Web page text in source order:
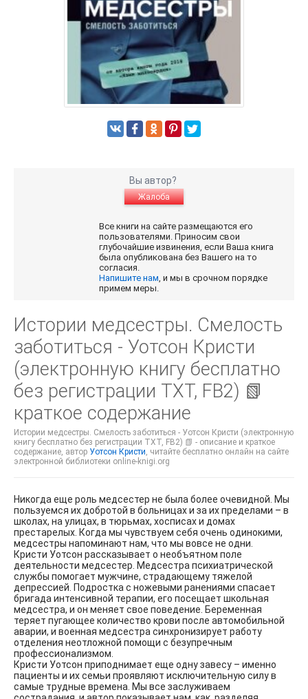
Вы автор?
Жалоба
Все книги на сайте размещаются его
пользователями. Приносим свои
глубочайшие извинения, если Ваша книга
была опубликована без Вашего на то
согласия.
Напишите нам , и мы в срочном порядке
примем меры.
Истории медсестры. Смелость
заботиться - Уотсон Кристи
(электронную книгу бесплатно
без регистрации TXT, FB2) 📗
краткое содержание
Истории медсестры. Смелость заботиться - Уотсон Кристи (электронную
книгу бесплатно без регистрации TXT, FB2) 📗 - описание и краткое
содержание, автор Уотсон Кристи , читайте бесплатно онлайн на сайте
электронной библиотеки online-knigi.org
Никогда еще роль медсестер не была более очевидной. Мы
пользуемся их добротой в больницах и за их пределами – в
школах, на улицах, в тюрьмах, хосписах и домах
престарелых. Когда мы чувствуем себя очень одинокими,
медсестры напоминают нам, что мы вовсе не одни.
Кристи Уотсон рассказывает о необъятном поле
деятельности медсестер. Медсестра психиатрической
службы помогает мужчине, страдающему тяжелой
депрессией. Подростка с ножевыми ранениями спасает
бригада интенсивной терапии, его посещает школьная
медсестра, и он меняет свое поведение. Беременная
теряет пугающее количество крови после автомобильной
аварии, и военная медсестра синхронизирует работу
отделения неотложной помощи с безупречным
профессионализмом.
Кристи Уотсон приподнимает еще одну завесу – именно
пациенты и их семьи проявляют исключительную силу в
самые трудные времена. Мы все заслуживаем